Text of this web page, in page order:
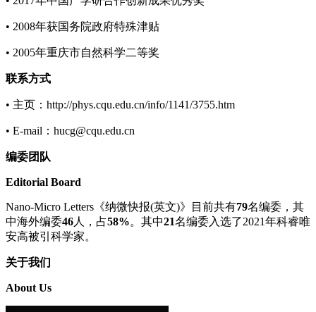
• 2008年获国务院政府特殊津贴
• 2005年重庆市自然科学二等奖
联系方式
• 主页：http://phys.cqu.edu.cn/info/1141/3755.htm
• E-mail：hucg@cqu.edu.cn
编委团队
Editorial Board
Nano-Micro Letters《纳微快报(英文)》目前共有79名编委，其
中海外编委46人，占58%。其中21名编委入选了2021年科睿唯
安高被引科学家。
关于我们
About Us